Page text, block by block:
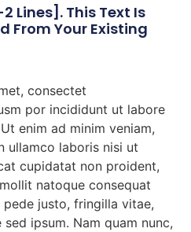
Lines]. This Text Is
From Your Existing
consectet
por incididunt ut labore
enim ad minim veniam,
ullamco laboris nisi ut
cupidatat non proident,
natoque consequat
pede justo, fringilla vitae,
ipsum. Nam quam nunc,